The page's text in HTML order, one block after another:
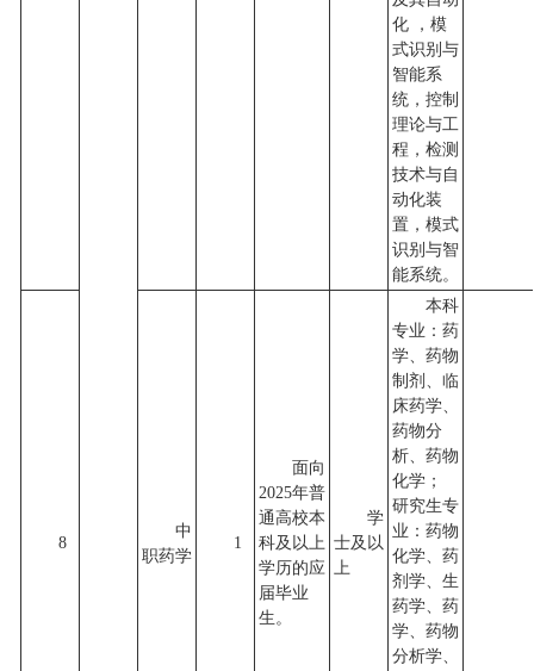
化 ，模
式识别与
智能系
统，控制
理论与工
程，检测
技术与自
动化装
置，模式
识别与智
能系统。
8
中
职药学
1
面向
2025年普
通高校本
科及以上
学历的应
届毕业
生。
学
士及以
上
本科
专业：药
学、药物
制剂、临
床药学、
药物分
析、药物
化学；
研究生专
业：药物
化学、药
剂学、生
药学、药
学、药物
分析学、